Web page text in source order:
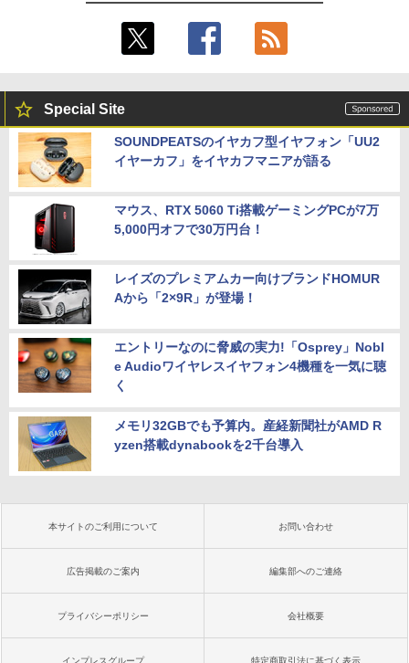
Special Site
SOUNDPEATSのイヤカフ型イヤフォン「UU2
イヤーカフ」をイヤカフマニアが語る
マウス、RTX 5060 Ti搭載ゲーミングPCが7万
5,000円オフで30万円台！
レイズのプレミアムカー向けブランドHOMUR
Aから「2×9R」が登場！
エントリーなのに脅威の実力!「Osprey」Nobl
e Audioワイヤレスイヤフォン4機種を一気に聴
く
メモリ32GBでも予算内。産経新聞社がAMD R
yzen搭載dynabookを2千台導入
本サイトのご利用について お問い合わせ
広告掲載のご案内 編集部へのご連絡
プライバシーポリシー 会社概要
インプレスグループ 特定商取引法に基づく表示